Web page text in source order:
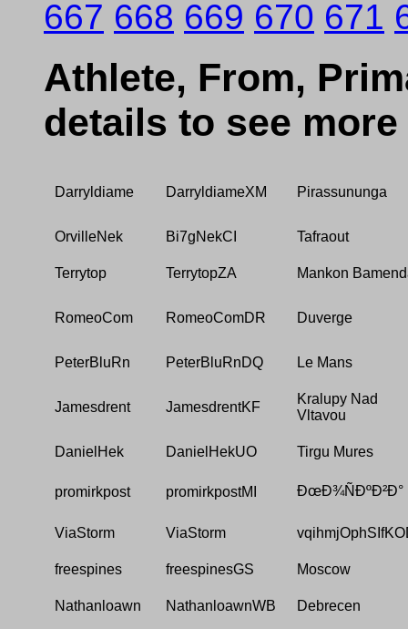
667 668 669 670 671
Athlete, From,
details to see more
Darryldiame DarryldiameXM Pirassununga
OrvilleNek Bi7gNekCI Tafraout
Terrytop TerrytopZA Mankon
RomeoCom RomeoComDR Duverge
PeterBluRn PeterBluRnDQ Le Mans
Jamesdrent JamesdrentKF
Kralupy Nad
Vltavou
DanielHek DanielHekUO Tirgu Mures
promirkpost promirkpostMI ÐœÐ¾ÑÐºÐ²Ð°
ViaStorm ViaStorm
freespines freespinesGS Moscow
Nathanloawn NathanloawnWB Debrecen